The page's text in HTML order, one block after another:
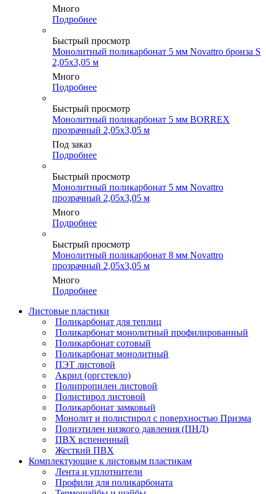
Много
Подробнее
Быстрый просмотр
Монолитный поликарбонат 5 мм Novattro бронза S
2,05х3,05 м
Много
Подробнее
Быстрый просмотр
Монолитный поликарбонат 5 мм BORREX
прозрачный 2,05х3,05 м
Под заказ
Подробнее
Быстрый просмотр
Монолитный поликарбонат 5 мм Novattro
прозрачный 2,05х3,05 м
Много
Подробнее
Быстрый просмотр
Монолитный поликарбонат 8 мм Novattro
прозрачный 2,05х3,05 м
Много
Подробнее
Листовые пластики
Поликарбонат для теплиц
Поликарбонат монолитный профилированный
Поликарбонат сотовый
Поликарбонат монолитный
ПЭТ листовой
Акрил (оргстекло)
Полипропилен листовой
Полистирол листовой
Поликарбонат замковый
Монолит и полистирол с поверхностью Призма
Полиэтилен низкого давления (ПНД)
ПВХ вспененный
Жесткий ПВХ
Комплектующие к листовым пластикам
Лента и уплотнители
Профили для поликарбоната